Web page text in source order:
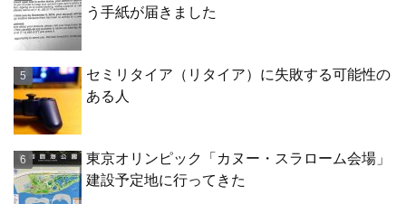
う手紙が届きました
セミリタイア（リタイア）に失敗する可能性の
ある人
東京オリンピック「カヌー・スラローム会場」
建設予定地に行ってきた